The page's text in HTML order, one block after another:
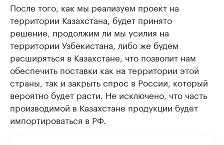
После того, как мы реализуем проект на
территории Казахстана, будет принято
решение, продолжим ли мы усилия на
территории Узбекистана, либо же будем
расширяться в Казахстане, что позволит нам
обеспечить поставки как на территории этой
страны, так и закрыть спрос в России, который
вероятно будет расти. Не исключено, что часть
производимой в Казахстане продукции будет
импортироваться в РФ.